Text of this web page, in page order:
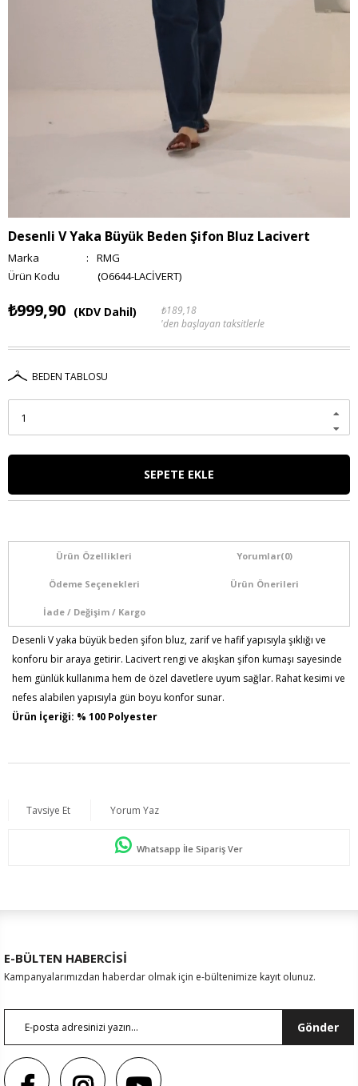
Desenli V Yaka Büyük Beden Şifon Bluz Lacivert
Marka :
RMG
(O6644-LACİVERT)
₺999,90 (KDV Dahil)
₺189,18
'den başlayan taksitlerle
BEDEN TABLOSU
Ürün Özellikleri Yorumlar(0)
Ödeme Seçenekleri Ürün Önerileri
İade / Değişim / Kargo
Desenli V yaka büyük beden şifon bluz, zarif ve hafif yapısıyla şıklığı ve
konforu bir araya getirir. Lacivert rengi ve akışkan şifon kumaşı sayesinde
hem günlük kullanıma hem de özel davetlere uyum sağlar. Rahat kesimi ve
nefes alabilen yapısıyla gün boyu konfor sunar.
Ürün İçeriği: % 100 Polyester
Tavsiye Et Yorum Yaz
Whatsapp İle Sipariş Ver
E-BÜLTEN HABERCİSİ
Kampanyalarımızdan haberdar olmak için e-bültenimize kayıt olunuz.
Gönder